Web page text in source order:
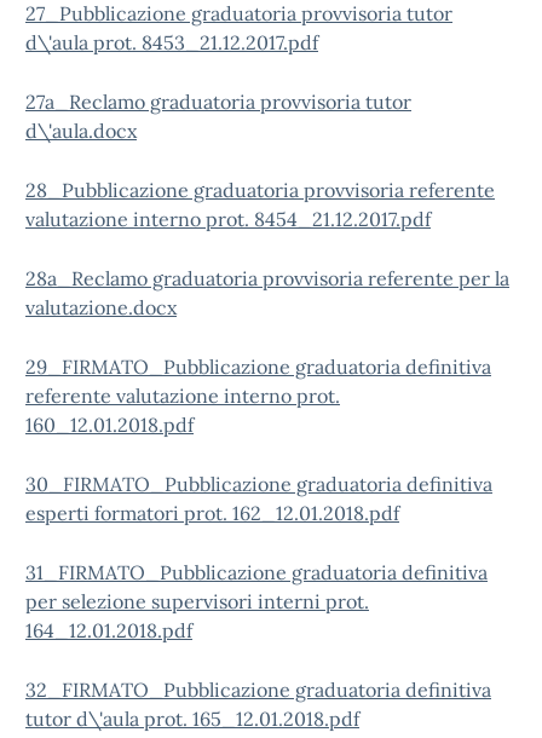
27_Pubblicazione graduatoria provvisoria tutor
d\'aula prot. 8453_21.12.2017.pdf
27a_Reclamo graduatoria provvisoria tutor
d\'aula.docx
28_Pubblicazione graduatoria provvisoria referente
valutazione interno prot. 8454_21.12.2017.pdf
28a_Reclamo graduatoria provvisoria referente per la
valutazione.docx
29_FIRMATO_Pubblicazione graduatoria definitiva
referente valutazione interno prot.
160_12.01.2018.pdf
30_FIRMATO_Pubblicazione graduatoria definitiva
esperti formatori prot. 162_12.01.2018.pdf
31_FIRMATO_Pubblicazione graduatoria definitiva
per selezione supervisori interni prot.
164_12.01.2018.pdf
32_FIRMATO_Pubblicazione graduatoria definitiva
tutor d\'aula prot. 165_12.01.2018.pdf